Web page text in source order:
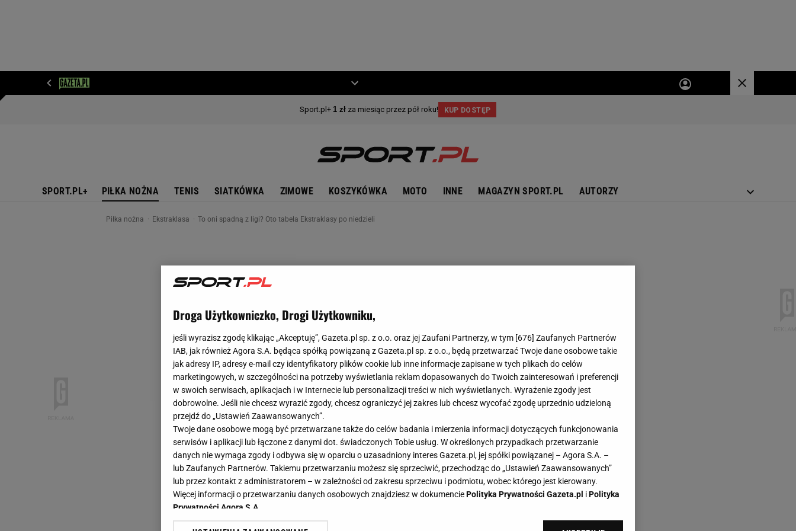
SPORT.PL+ PIŁKA NOŻNA TENIS SIATKÓWKA ZIMOWE KOSZYKÓWKA MOTO INNE MAGAZYN SPORT.PL AUTORZY
Piłka nożna Ekstraklasa To oni spadną z ligi? Oto tabela Ekstraklasy po niedzieli
Droga Użytkowniczko, Drogi Użytkowniku,
jeśli wyrazisz zgodę klikając „Akceptuję”, Gazeta.pl sp. z o.o. oraz jej Zaufani Partnerzy, w tym [676] Zaufanych Partnerów
IAB, jak również Agora S.A. będąca spółką powiązaną z Gazeta.pl sp. z o.o., będą przetwarzać Twoje dane osobowe takie
jak adresy IP, adresy e-mail czy identyfikatory plików cookie lub inne informacje zapisane w tych plikach do celów
marketingowych, w szczególności na potrzeby wyświetlania reklam dopasowanych do Twoich zainteresowań i preferencji
w swoich serwisach, aplikacjach i w Internecie lub personalizacji treści w nich wyświetlanych. Wyrażenie zgody jest
dobrowolne. Jeśli nie chcesz wyrazić zgody, chcesz ograniczyć jej zakres lub chcesz wycofać zgodę uprzednio udzieloną
przejdź do „Ustawień Zaawansowanych”.
Twoje dane osobowe mogą być przetwarzane także do celów badania i mierzenia informacji dotyczących funkcjonowania
serwisów i aplikacji lub łączone z danymi dot. świadczonych Tobie usług. W określonych przypadkach przetwarzanie
danych nie wymaga zgody i odbywa się w oparciu o uzasadniony interes Gazeta.pl, jej spółki powiązanej – Agora S.A. –
lub Zaufanych Partnerów. Takiemu przetwarzaniu możesz się sprzeciwić, przechodząc do „Ustawień Zaawansowanych”
lub przez kontakt z administratorem – w zależności od zakresu sprzeciwu i podmiotu, wobec którego jest kierowany.
Więcej informacji o przetwarzaniu danych osobowych znajdziesz w dokumenciePolityka Prywatności Gazeta.pl iPolityka
Prywatności Agora S.A.